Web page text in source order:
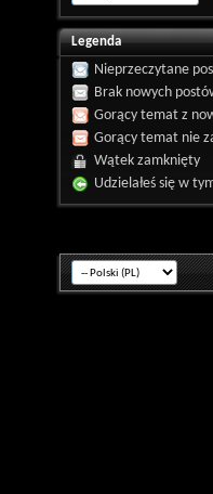
Legenda
Nieprzeczytane
Brak nowych
Gorący temat z
Gorący temat nie
Wątek zamknięty
Udzielałeś się w